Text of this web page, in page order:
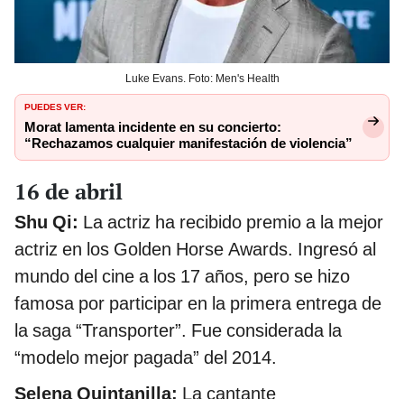
Luke Evans. Foto: Men's Health
PUEDES VER:
Morat lamenta incidente en su concierto:
“Rechazamos cualquier manifestación de violencia”
16 de abril
Shu Qi: La actriz ha recibido premio a la mejor
actriz en los Golden Horse Awards. Ingresó al
mundo del cine a los 17 años, pero se hizo
famosa por participar en la primera entrega de
la saga “Transporter”. Fue considerada la
“modelo mejor pagada” del 2014.
Selena Quintanilla: La cantante